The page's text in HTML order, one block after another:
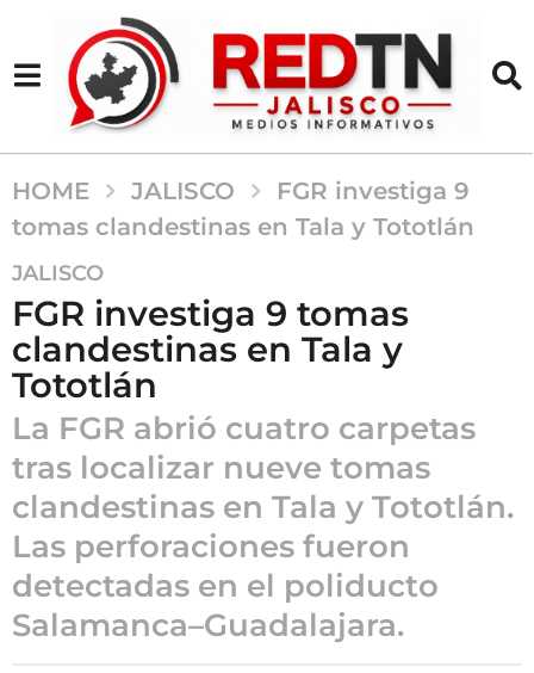
HOME JALISCO
FGR investiga 9
tomas clandestinas en Tala y Tototlán
6
m
e
s
e
a
g
o
6
m
e
s
e
JALISCO
FGR investiga 9 tomas
clandestinas en Tala y
Tototlán
La FGR abrió cuatro carpetas
tras localizar nueve tomas
clandestinas en Tala y Tototlán.
Las perforaciones fueron
detectadas en el poliducto
Salamanca–Guadalajara.